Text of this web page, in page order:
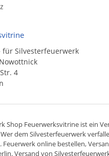
für Silvesterfeuerwerk
4
Shop Feuerwerksvitrine ist ein
Wer dem Silvesterfeuerwerk
Feuerwerk online bestellen,
Versand von